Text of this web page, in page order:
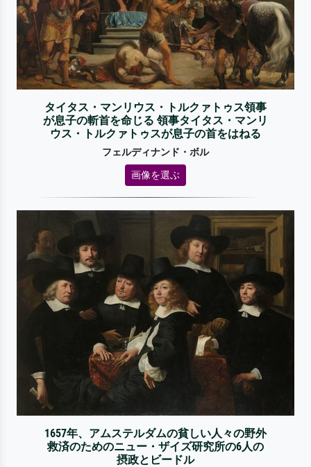
タイタス・マンリウス・トルクァトゥス領事
が息子の斬首を命じる 領事タイタス・マンリ
ウス・トルクァトゥスが息子の首をはねる
フェルディナンド・ボル
画像を選ぶ
1657年、アムステルダムの貧しい人々の野外
救済のためのニュー・ザイズ研究所の6人の
摂政とビードル